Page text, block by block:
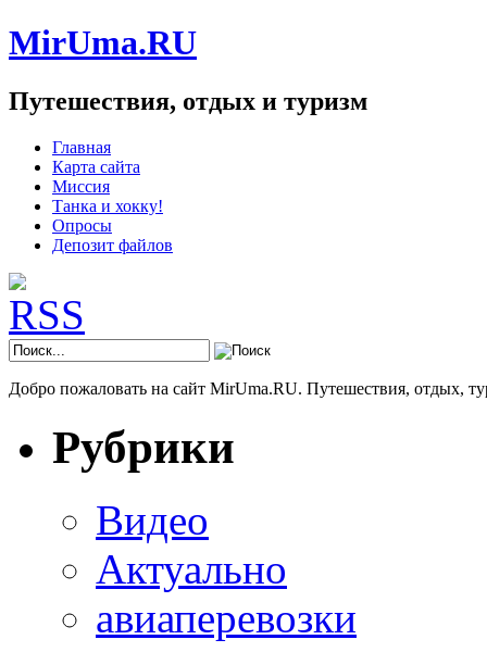
MirUma.RU
Путешествия, отдых и туризм
Главная
Карта сайта
Миссия
Танка и хокку!
Опросы
Депозит файлов
Добро пожаловать на сайт MirUma.RU. Путешествия, отдых,
Рубрики
Видео
Актуально
авиаперевозки